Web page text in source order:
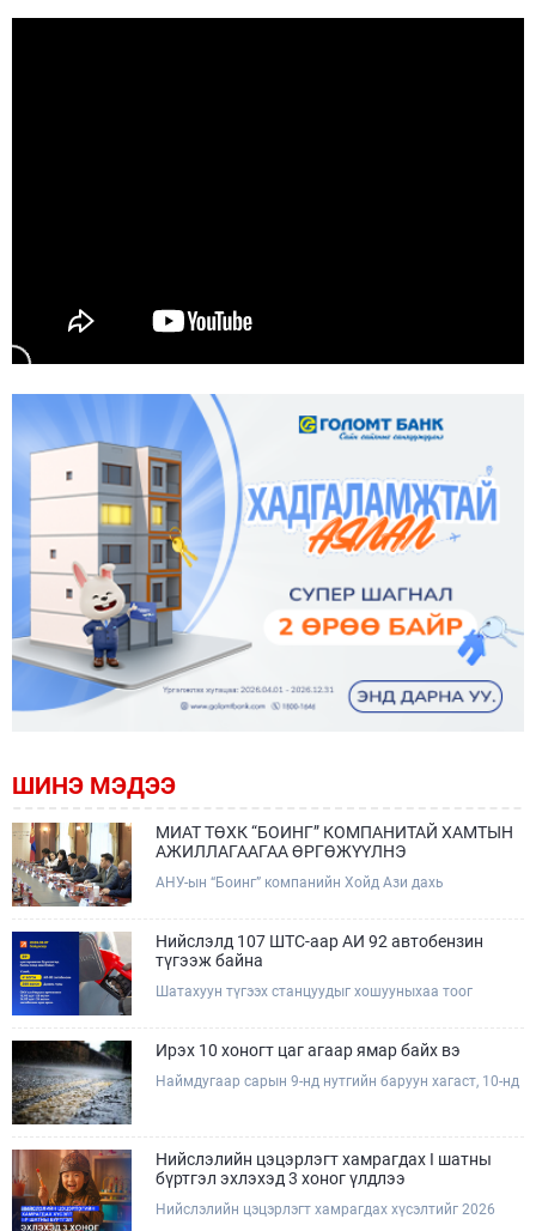
ШИНЭ МЭДЭЭ
МИАТ ТӨХК “БОИНГ” КОМПАНИТАЙ ХАМТЫН
АЖИЛЛАГААГАА ӨРГӨЖҮҮЛНЭ
АНУ-ын “Боинг” компанийн Хойд Ази дахь
Жэф Эдвардс тэргүүтэй төлөөлөгчдийг Зам,
тээврийн сайд Б.Дэлгэрсайхан хүлээн авч уулзав.
Нийслэлд 107 ШТС-аар АИ 92 автобензин
түгээж байна
Шатахуун түгээх станцуудыг хошууныхаа тоог
Ирэх 10 хоногт цаг агаар ямар байх вэ
Наймдугаар сарын 9-нд нутгийн баруун хагаст, 10-нд
Нийслэлийн цэцэрлэгт хамрагдах I шатны
бүртгэл эхлэхэд 3 хоног үлдлээ
Нийслэлийн цэцэрлэгт хамрагдах хүсэлтийг 2026